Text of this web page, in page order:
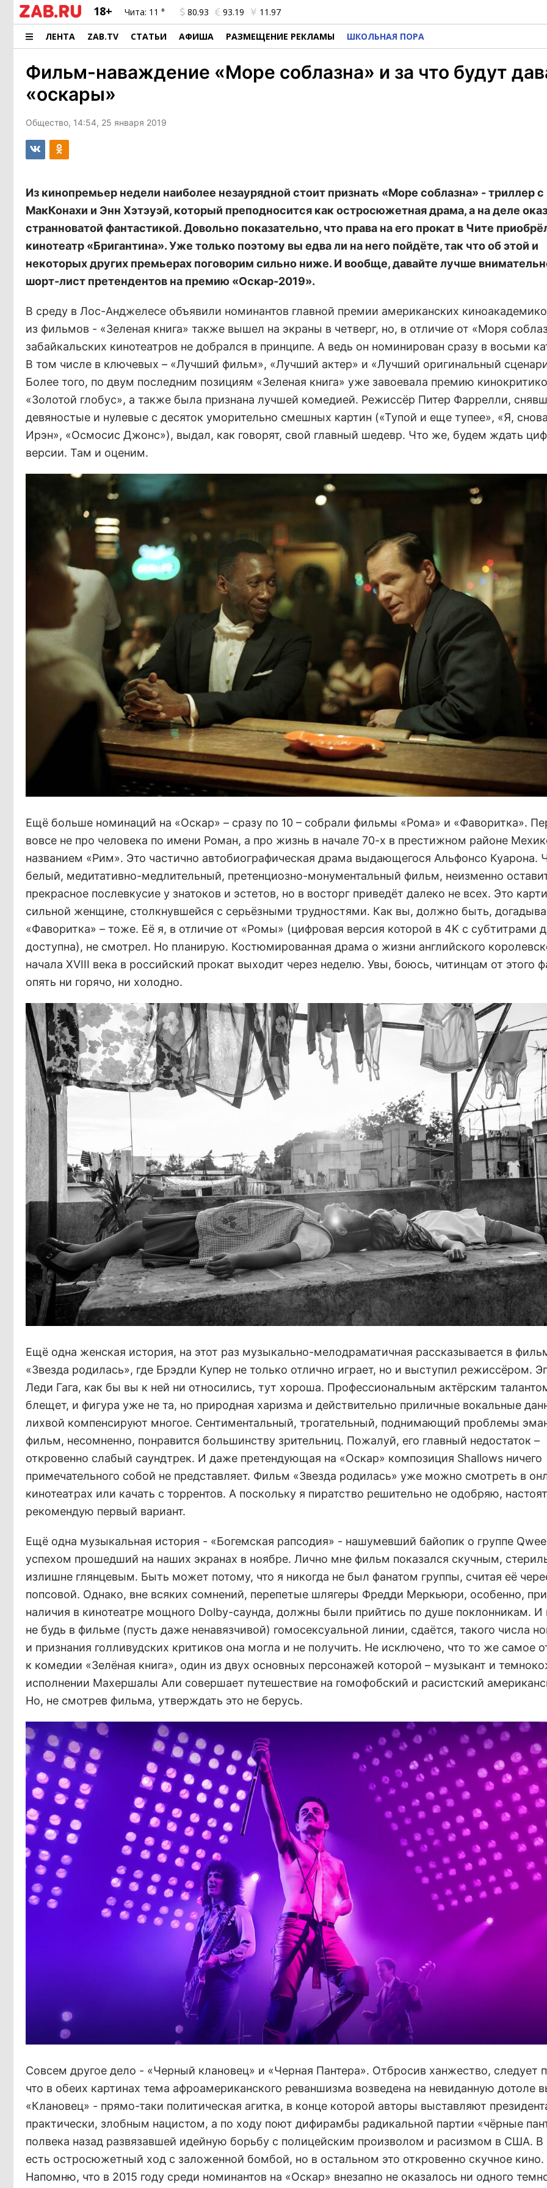
18+ Чита: 11 ° 80.93 93.19 11.97
ЛЕНТА ZAB.TV СТАТЬИ АФИША РАЗМЕЩЕНИЕ РЕКЛАМЫ ШКОЛЬНАЯ ПОРА
Фильм-наваждение «Море соблазна» и за что будут
«оскары»
Общество, 14:54, 25 января 2019
Из кинопремьер недели наиболее незаурядной стоит признать «Море соблазна» - триллер
МакКонахи и Энн Хэтэуэй, который преподносится как остросюжетная драма, а на деле
странноватой фантастикой. Довольно показательно, что права на его прокат в Чите
кинотеатр «Бригантина». Уже только поэтому вы едва ли на него пойдёте, так что об этой и
некоторых других премьерах поговорим сильно ниже. И вообще, давайте лучше
шорт-лист претендентов на премию «Оскар-2019».
В среду в Лос-Анджелесе объявили номинантов главной премии американских
из фильмов - «Зеленая книга» также вышел на экраны в четверг, но, в отличие от «Моря
забайкальских кинотеатров не добрался в принципе. А ведь он номинирован сразу в восьми
В том числе в ключевых – «Лучший фильм», «Лучший актер» и «Лучший оригинальный
Более того, по двум последним позициям «Зеленая книга» уже завоевала премию
«Золотой глобус», а также была признана лучшей комедией. Режиссёр Питер Фаррелли,
девяностые и нулевые с десяток уморительно смешных картин («Тупой и еще тупее», «Я,
Ирэн», «Осмосис Джонс»), выдал, как говорят, свой главный шедевр. Что же, будем ждать
версии. Там и оценим.
Ещё больше номинаций на «Оскар» – сразу по 10 – собрали фильмы «Рома» и «Фаворитка».
вовсе не про человека по имени Роман, а про жизнь в начале 70-х в престижном районе
названием «Рим». Это частично автобиографическая драма выдающегося Альфонсо Куарона.
белый, медитативно-медлительный, претенциозно-монументальный фильм, неизменно
прекрасное послевкусие у знатоков и эстетов, но в восторг приведёт далеко не всех. Это
сильной женщине, столкнувшейся с серьёзными трудностями. Как вы, должно быть,
«Фаворитка» – тоже. Её я, в отличие от «Ромы» (цифровая версия которой в 4K с субтитрами
доступна), не смотрел. Но планирую. Костюмированная драма о жизни английского
начала XVIII века в российский прокат выходит через неделю. Увы, боюсь, читинцам от этого
опять ни горячо, ни холодно.
Ещё одна женская история, на этот раз музыкально-мелодраматичная рассказывается в
«Звезда родилась», где Брэдли Купер не только отлично играет, но и выступил режиссёром.
Леди Гага, как бы вы к ней ни относились, тут хороша. Профессиональным актёрским
блещет, и фигура уже не та, но природная харизма и действительно приличные вокальные
лихвой компенсируют многое. Сентиментальный, трогательный, поднимающий проблемы
фильм, несомненно, понравится большинству зрительниц. Пожалуй, его главный недостаток –
откровенно слабый саундтрек. И даже претендующая на «Оскар» композиция Shallows ничего
примечательного собой не представляет. Фильм «Звезда родилась» уже можно смотреть в
кинотеатрах или качать с торрентов. А поскольку я пиратство решительно не одобряю,
рекомендую первый вариант.
Ещё одна музыкальная история - «Богемская рапсодия» - нашумевший байопик о группе
успехом прошедший на наших экранах в ноябре. Лично мне фильм показался скучным,
излишне глянцевым. Быть может потому, что я никогда не был фанатом группы, считая её
попсовой. Однако, вне всяких сомнений, перепетые шлягеры Фредди Меркьюри, особенно,
наличия в кинотеатре мощного Dolby-саунда, должны были прийтись по душе поклонникам. И
не будь в фильме (пусть даже ненавязчивой) гомосексуальной линии, сдаётся, такого числа
и признания голливудских критиков она могла и не получить. Не исключено, что то же самое
к комедии «Зелёная книга», один из двух основных персонажей которой – музыкант и
исполнении Махершалы Али совершает путешествие на гомофобский и расистский
Но, не смотрев фильма, утверждать это не берусь.
Совсем другое дело - «Черный клановец» и «Черная Пантера». Отбросив ханжество, следует
что в обеих картинах тема афроамериканского реваншизма возведена на невиданную дотоле
«Клановец» - прямо-таки политическая агитка, в конце которой авторы выставляют
практически, злобным нацистом, а по ходу поют дифирамбы радикальной партии «чёрные
полвека назад развязавшей идейную борьбу с полицейским произволом и расизмом в США.
есть остросюжетный ход с заложенной бомбой, но в остальном это откровенно скучное кино.
Напомню, что в 2015 году среди номинантов на «Оскар» внезапно не оказалось ни одного